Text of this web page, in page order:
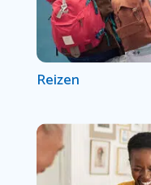
Reizen